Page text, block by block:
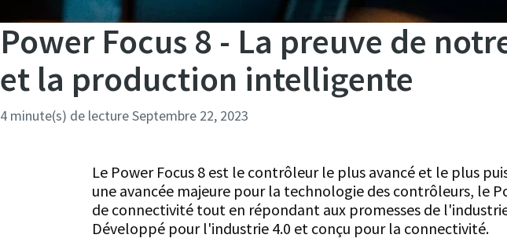
Power Focus 8 - La preuve de
et la production intelligente
4 minute(s) de lectureSeptembre 22, 2023
Le Power Focus 8 est le contrôleur le plus avancé et le plus
une avancée majeure pour la technologie des contrôleurs, le
de connectivité tout en répondant aux promesses de
Développé pour l'industrie 4.0 et conçu pour la connectivité.